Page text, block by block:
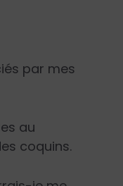
par mes
au
coquins.